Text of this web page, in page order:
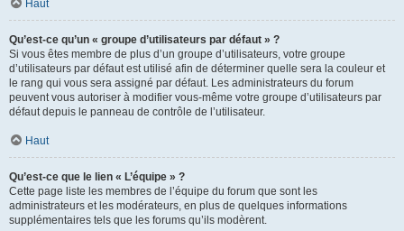
Haut
Qu’est-ce qu’un « groupe d’utilisateurs par défaut » ?
Si vous êtes membre de plus d’un groupe d’utilisateurs, votre groupe
d’utilisateurs par défaut est utilisé afin de déterminer quelle sera la couleur et
le rang qui vous sera assigné par défaut. Les administrateurs du forum
peuvent vous autoriser à modifier vous-même votre groupe d’utilisateurs par
défaut depuis le panneau de contrôle de l’utilisateur.
Haut
Qu’est-ce que le lien « L’équipe » ?
Cette page liste les membres de l’équipe du forum que sont les
administrateurs et les modérateurs, en plus de quelques informations
supplémentaires tels que les forums qu’ils modèrent.